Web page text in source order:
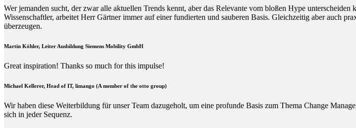
Wer jemanden sucht, der zwar alle aktuellen Trends kennt, aber das Relevante vom bloßen Hype
Wissenschaftler, arbeitet Herr Gärtner immer auf einer fundierten und sauberen Basis. Gleichzeitig aber auch
überzeugen.
Martin Köhler, Leiter Ausbildung Siemens Mobility GmbH
Great inspiration! Thanks so much for this impulse!
Michael Kellerer, Head of IT, limango (A member of the otto group)
Wir haben diese Weiterbildung für unser Team dazugeholt, um eine profunde Basis zum Thema Change
sich in jeder Sequenz.